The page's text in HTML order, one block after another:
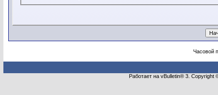
Часовой
Работает на vBulletin® 3.